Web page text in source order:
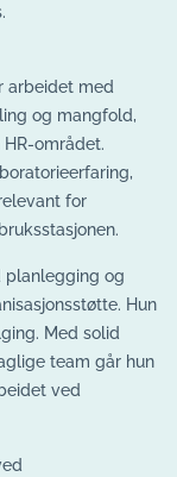
arbeidet med
og mangfold,
området.
for
planlegging og
Hun
Med solid
team går hun
ved